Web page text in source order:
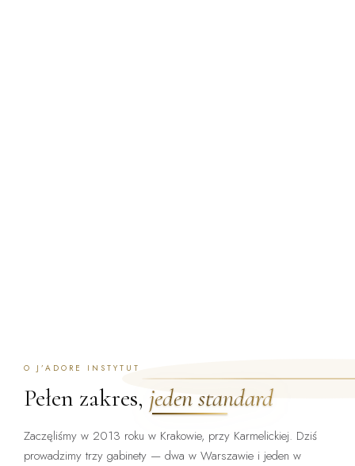
O J’ADORE INSTYTUT
Pełen zakres, jeden standard
Zaczęliśmy w 2013 roku w Krakowie, przy Karmelickiej. Dziś
prowadzimy trzy gabinety — dwa w Warszawie i jeden w